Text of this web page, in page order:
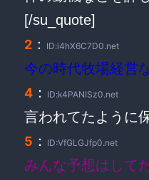
[/su_quote]
2 ： ID:i4hX6C7D0.net
今の時代牧場経営
4 ： ID:k4PANISz0.net
言われてたように
5 ： ID:VfGLGJfp0.net
みんな予想はして